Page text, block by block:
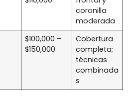
coronilla
moderada
$100,000 –
$150,000
Cobertura
completa;
técnicas
combinada
s